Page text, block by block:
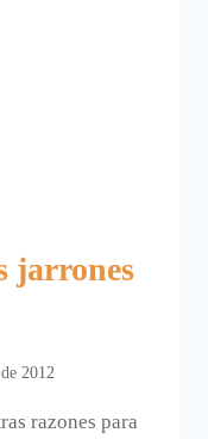
jarrones
2012
razones para